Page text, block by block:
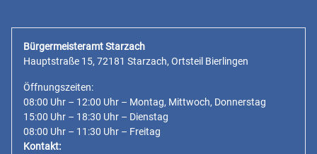
Bürgermeisteramt Starzach
Hauptstraße 15, 72181 Starzach, Ortsteil Bierlingen
Öffnungszeiten:
08:00 Uhr – 12:00 Uhr – Montag, Mittwoch, Donnerstag
15:00 Uhr – 18:30 Uhr – Dienstag
08:00 Uhr – 11:30 Uhr – Freitag
Kontakt: